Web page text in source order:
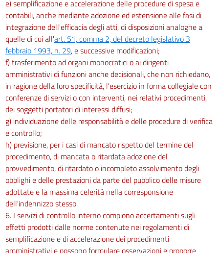
e) semplificazione e accelerazione delle procedure di spesa e
contabili, anche mediante adozione ed estensione alle fasi di
integrazione dell'efficacia degli atti, di disposizioni analoghe a
quelle di cui all'art. 51, comma 2, del decreto legislativo 3
febbraio 1993, n. 29, e successive modificazioni;
f) trasferimento ad organi monocratici o ai dirigenti
amministrativi di funzioni anche decisionali, che non richiedano,
in ragione della loro specificità, l'esercizio in forma collegiale con
conferenze di servizi o con interventi, nei relativi procedimenti,
dei soggetti portatori di interessi diffusi;
g) individuazione delle responsabilità e delle procedure di verifica
e controllo;
h) previsione, per i casi di mancato rispetto del termine del
procedimento, di mancata o ritardata adozione del
provvedimento, di ritardato o incompleto assolvimento degli
obblighi e delle prestazioni da parte del pubblico delle misure
adottate e la massima celerità nella corresponsione
dell'indennizzo stesso.
6. I servizi di controllo interno compiono accertamenti sugli
effetti prodotti dalle norme contenute nei regolamenti di
semplificazione e di accelerazione dei procedimenti
amministrativi e possono formulare osservazioni e proporre